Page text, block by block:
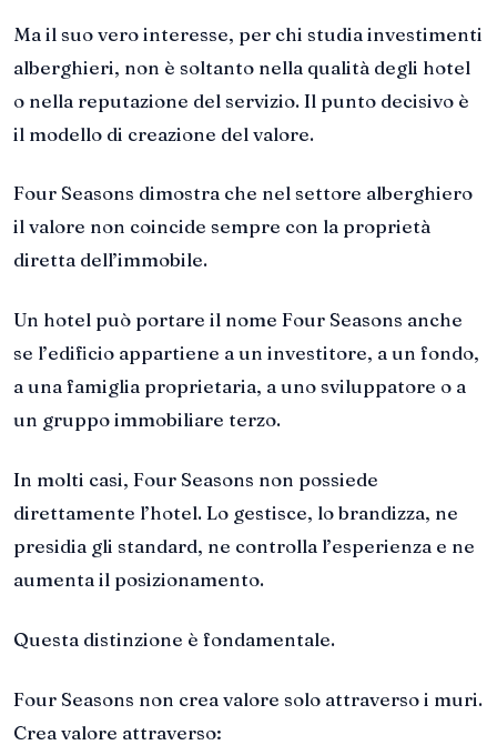
Ma il suo vero interesse, per chi studia investimenti
alberghieri, non è soltanto nella qualità degli hotel
o nella reputazione del servizio. Il punto decisivo è
il modello di creazione del valore.
Four Seasons dimostra che nel settore alberghiero
il valore non coincide sempre con la proprietà
diretta dell’immobile.
Un hotel può portare il nome Four Seasons anche
se l’edificio appartiene a un investitore, a un fondo,
a una famiglia proprietaria, a uno sviluppatore o a
un gruppo immobiliare terzo.
In molti casi, Four Seasons non possiede
direttamente l’hotel. Lo gestisce, lo brandizza, ne
presidia gli standard, ne controlla l’esperienza e ne
aumenta il posizionamento.
Questa distinzione è fondamentale.
Four Seasons non crea valore solo attraverso i muri.
Crea valore attraverso: